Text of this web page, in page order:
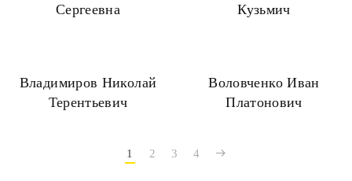
Сергеевна
Кузьмич
Владимиров Николай
Терентьевич
Воловченко Иван
Платонович
1 2 3 4